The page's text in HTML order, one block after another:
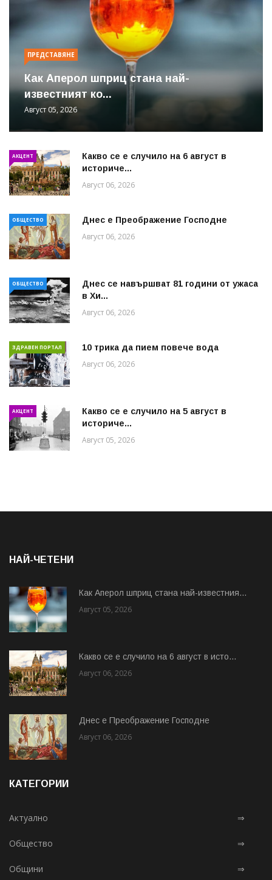
ПРЕДСТАВЯНЕ
Как Аперол шприц стана най-
известният ко...
Август 05, 2026
АКЦЕНТ
Какво се е случило на 6 август в
историче...
Август 06, 2026
ОБЩЕСТВО Днес е Преображение Господне
Август 06, 2026
ОБЩЕСТВО
Днес се навършват 81 години от ужаса
в Хи...
Август 06, 2026
ЗДРАВЕН ПОРТАЛ 10 трика да пием повече вода
Август 06, 2026
АКЦЕНТ
Какво се е случило на 5 август в
историче...
Август 05, 2026
НАЙ-ЧЕТЕНИ
Как Аперол шприц стана най-известния...
Август 05, 2026
Какво се е случило на 6 август в исто...
Август 06, 2026
Днес е Преображение Господне
Август 06, 2026
КАТЕГОРИИ
Актуално ⇒
Общество ⇒
Общини ⇒